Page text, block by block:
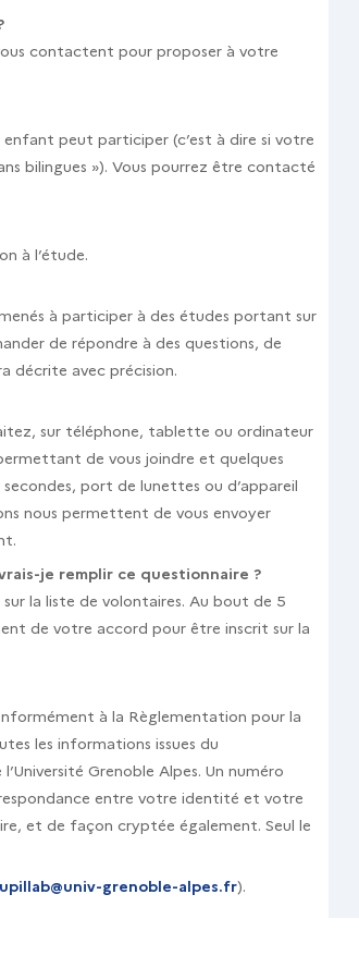
contactent pour proposer à votre
peut participer (c’est à dire si votre
bilingues »). Vous pourrez être contacté
à l’étude.
à participer à des études portant sur
de répondre à des questions, de
décrite avec précision.
sur téléphone, tablette ou ordinateur
de vous joindre et quelques
port de lunettes ou d’appareil
nous permettent de vous envoyer
je remplir ce questionnaire ?
la liste de volontaires. Au bout de 5
de votre accord pour être inscrit sur la
à la Règlementation pour la
les informations issues du
Grenoble Alpes. Un numéro
entre votre identité et votre
et de façon cryptée également. Seul le
grenoble-alpes.fr).